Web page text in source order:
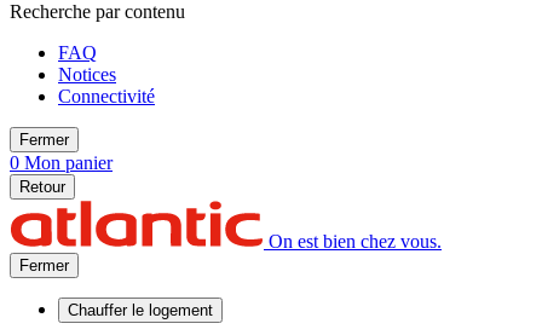
Recherche par contenu
FAQ
Notices
Connectivité
Fermer
0 Mon panier
Retour
On est bien chez vous.
Fermer
Chauffer le logement